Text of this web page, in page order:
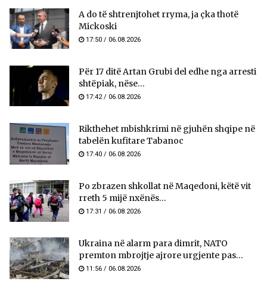
A do të shtrenjtohet rryma, ja çka thotë
Mickoski
17:50 / 06.08.2026
Për 17 ditë Artan Grubi del edhe nga arresti
shtëpiak, nëse...
17:42 / 06.08.2026
Rikthehet mbishkrimi në gjuhën shqipe në
tabelën kufitare Tabanoc
17:40 / 06.08.2026
Po zbrazen shkollat në Maqedoni, këtë vit
rreth 5 mijë nxënës...
17:31 / 06.08.2026
Ukraina në alarm para dimrit, NATO
premton mbrojtje ajrore urgjente pas...
11:56 / 06.08.2026